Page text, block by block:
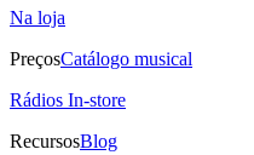
Na loja
PreçosCatálogo musical
Rádios In-store
RecursosBlog